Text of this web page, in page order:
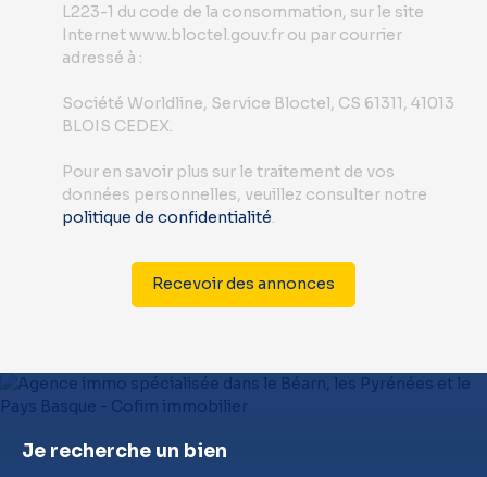
L223-1 du code de la consommation, sur le site
Internet www.bloctel.gouv.fr ou par courrier
adressé à :
Société Worldline, Service Bloctel, CS 61311, 41013
BLOIS CEDEX.
Pour en savoir plus sur le traitement de vos
données personnelles, veuillez consulter notre
politique de confidentialité.
Recevoir des annonces
Je recherche un bien